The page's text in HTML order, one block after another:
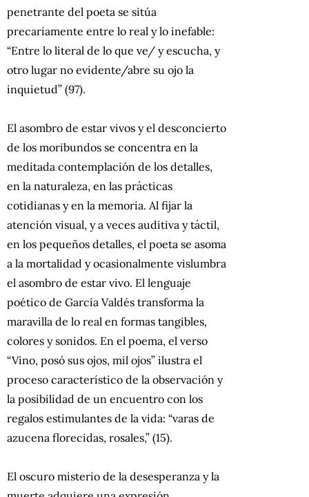
penetrante del poeta se sitúa
precariamente entre lo real y lo inefable:
“Entre lo literal de lo que ve/ y escucha, y
otro lugar no evidente/abre su ojo la
inquietud” (97).
El asombro de estar vivos y el desconcierto
de los moribundos se concentra en la
meditada contemplación de los detalles,
en la naturaleza, en las prácticas
cotidianas y en la memoria. Al fijar la
atención visual, y a veces auditiva y táctil,
en los pequeños detalles, el poeta se asoma
a la mortalidad y ocasionalmente vislumbra
el asombro de estar vivo. El lenguaje
poético de García Valdés transforma la
maravilla de lo real en formas tangibles,
colores y sonidos. En el poema, el verso
“Vino, posó sus ojos, mil ojos” ilustra el
proceso característico de la observación y
la posibilidad de un encuentro con los
regalos estimulantes de la vida: “varas de
azucena florecidas, rosales,” (15).
El oscuro misterio de la desesperanza y la